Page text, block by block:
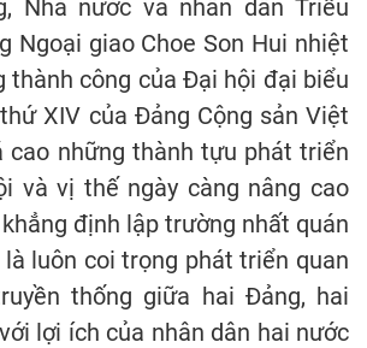
Nhà nước và nhân dân Triều
Ngoại giao Choe Son Hui nhiệt
thành công của Đại hội đại biểu
XIV của Đảng Cộng sản Việt
cao những thành tựu phát triển
và vị thế ngày càng nâng cao
định lập trường nhất quán
là luôn coi trọng phát triển quan
thống giữa hai Đảng, hai
lợi ích của nhân dân hai nước